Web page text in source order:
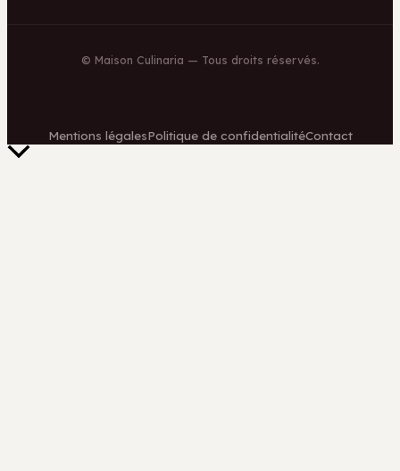
© Maison Culinaria — Tous droits réservés.
Mentions légalesPolitique de confidentialitéContact